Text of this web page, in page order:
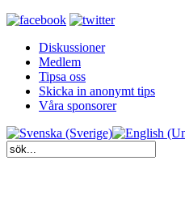
Diskussioner
Medlem
Tipsa oss
Skicka in anonymt tips
Våra sponsorer